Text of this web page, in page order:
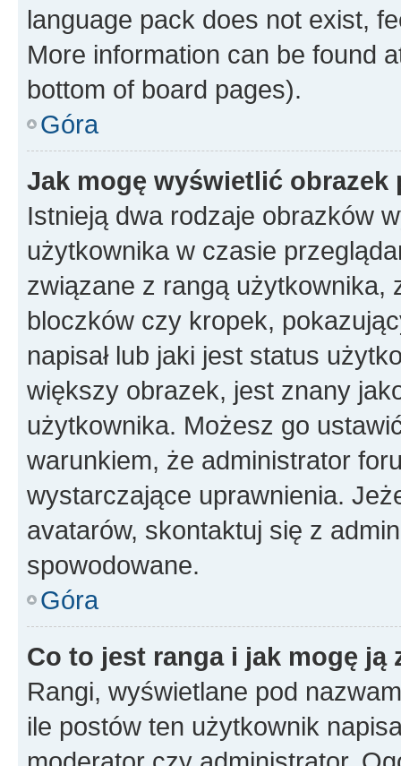
language pack does not exist,
More information can be found
bottom of board pages).
Góra
Jak mogę wyświetlić
Istnieją dwa rodzaje obrazków
użytkownika w czasie
związane z rangą użytkownika,
bloczków czy kropek,
napisał lub jaki jest status
większy obrazek, jest znany
użytkownika. Możesz go
warunkiem, że administrator
wystarczające uprawnienia.
avatarów, skontaktuj się z
spowodowane.
Góra
Co to jest ranga i jak mogę ją
Rangi, wyświetlane pod
ile postów ten użytkownik